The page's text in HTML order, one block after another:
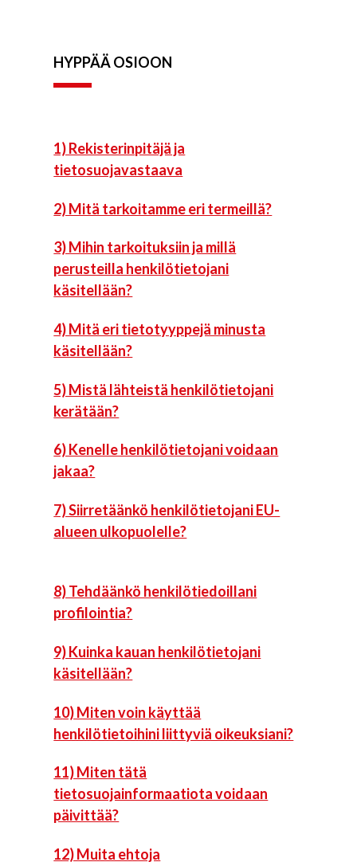
HYPPÄÄ OSIOON
1) Rekisterinpitäjä ja
tietosuojavastaava
2) Mitä tarkoitamme eri termeillä?
3) Mihin tarkoituksiin ja millä
perusteilla henkilötietojani
käsitellään?
4) Mitä eri tietotyyppejä minusta
käsitellään?
5) Mistä lähteistä henkilötietojani
kerätään?
6) Kenelle henkilötietojani voidaan
jakaa?
7) Siirretäänkö henkilötietojani EU-
alueen ulkopuolelle?
8) Tehdäänkö henkilötiedoillani
profilointia?
9) Kuinka kauan henkilötietojani
käsitellään?
10) Miten voin käyttää
henkilötietoihini liittyviä oikeuksiani?
11) Miten tätä
tietosuojainformaatiota voidaan
päivittää?
12) Muita ehtoja